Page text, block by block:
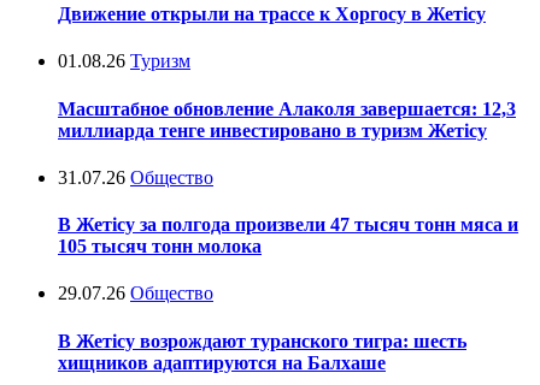
Движение открыли на трассе к Хоргосу в Жетісу
01.08.26 Туризм
Масштабное обновление Алаколя завершается: 12,3
миллиарда тенге инвестировано в туризм Жетісу
31.07.26 Общество
В Жетісу за полгода произвели 47 тысяч тонн мяса и
105 тысяч тонн молока
29.07.26 Общество
В Жетісу возрождают туранского тигра: шесть
хищников адаптируются на Балхаше